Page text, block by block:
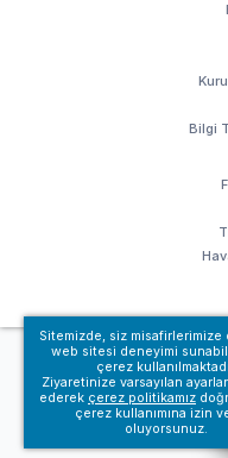
Sitemizde, siz misafirlerimize
web sitesi deneyimi
çerez
Ziyaretinize varsayılan
ederek çerez politikamız
çerez kullanımına izin
oluyorsunuz.
Bilgi
© Fraport TAV Antalya
Kullanım